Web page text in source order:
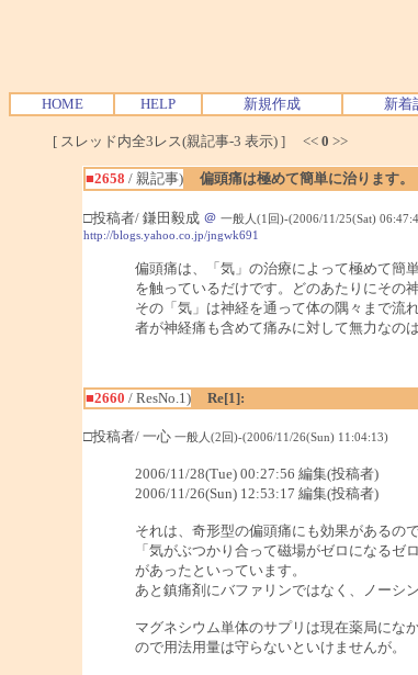
HOME HELP 新規作成 新着
[ スレッド内全3レス(親記事-3 表示) ] << 0 >>
■2658 / 親記事)
偏頭痛は極めて簡単に治ります。
□投稿者/ 鎌田毅成 ＠ 一般人(1回)-(2006/11/25(Sat)
http://blogs.yahoo.co.jp/jngwk691
偏頭痛は、「気」の治療によって極めて簡
を触っているだけです。どのあたりにその
その「気」は神経を通って体の隅々まで流
者が神経痛も含めて痛みに対して無力なの
■2660 / ResNo.1)
Re[1]:
□投稿者/ 一心 一般人(2回)-(2006/11/26(Sun) 11:04:13)
2006/11/28(Tue) 00:27:56 編集(投稿者)
2006/11/26(Sun) 12:53:17 編集(投稿者)
それは、奇形型の偏頭痛にも効果があるの
「気がぶつかり合って磁場がゼロになる
があったといっています。
あと鎮痛剤にバファリンではなく、ノーシ
マグネシウム単体のサプリは現在薬局にな
ので用法用量は守らないといけませんが。